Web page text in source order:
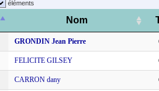
éléments
Nom
GRONDIN Jean Pierre
FELICITE GILSEY
CARRON dany